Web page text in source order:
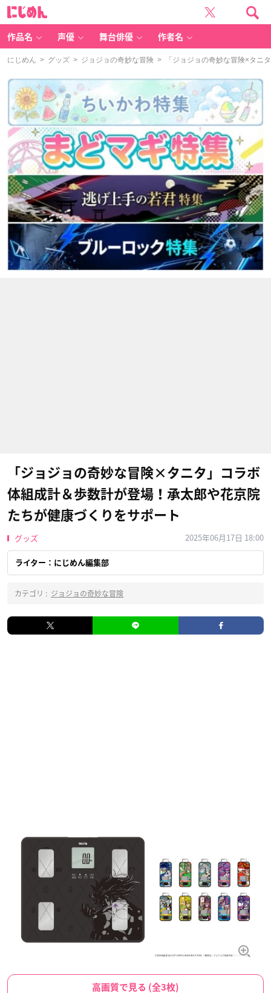
作品名 声優 舞台俳優 作者名
にじめん > グッズ > ジョジョの奇妙な冒険 > 「ジョジョの奇妙な冒険×タニ
「ジョジョの奇妙な冒険×タニタ」コラボ
体組成計＆歩数計が登場！承太郎や花京院
たちが健康づくりをサポート
グッズ 2025年06月17日 18:00
ライター：にじめん編集部
カテゴリ : ジョジョの奇妙な冒険
高画質で見る (全3枚)